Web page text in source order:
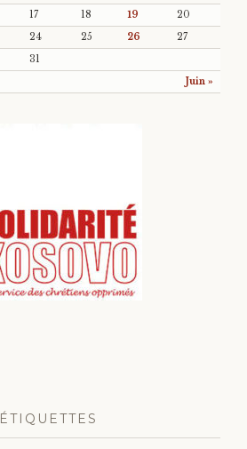
Juin »
17 18 19
20
24 25 26
27
31
ÉTIQUETTES